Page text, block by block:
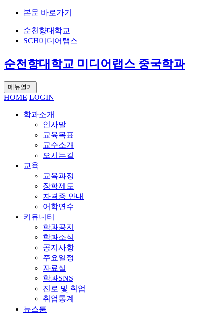
본문 바로가기
순천향대학교
SCH미디어랩스
순천향대학교 미디어랩스 중국학과
메뉴열기
HOME LOGIN
학과소개
인사말
교육목표
교수소개
오시는길
교육
교육과정
장학제도
자격증 안내
어학연수
커뮤니티
학과공지
학과소식
공지사항
주요일정
자료실
학과SNS
진로 및 취업
취업통계
뉴스룸